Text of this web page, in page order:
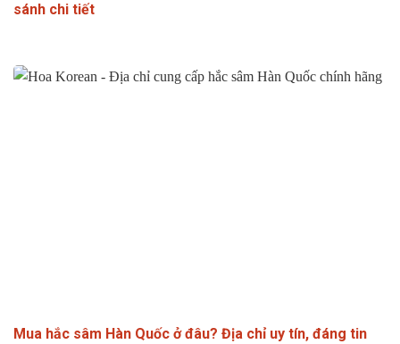
sánh chi tiết
Mua hắc sâm Hàn Quốc ở đâu? Địa chỉ uy tín, đáng tin